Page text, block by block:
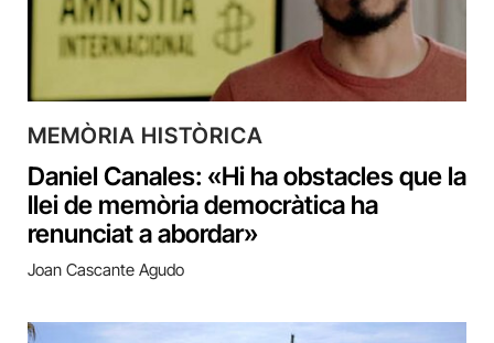
MEMÒRIA HISTÒRICA
Daniel Canales: «Hi ha obstacles que la
llei de memòria democràtica ha
renunciat a abordar»
Joan Cascante Agudo